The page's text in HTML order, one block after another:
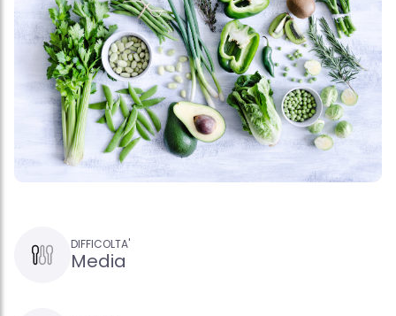
DIFFICOLTA'
Media